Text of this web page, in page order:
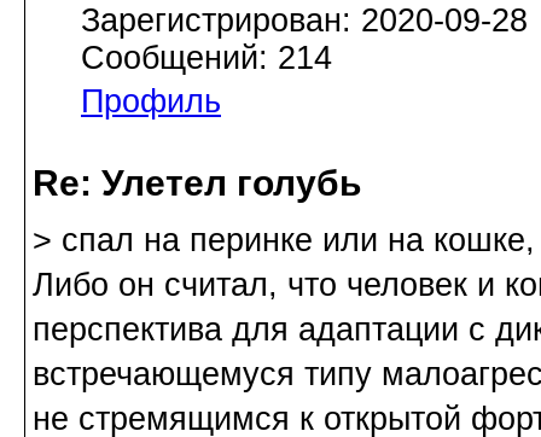
Зарегистрирован: 2020-09-28
Сообщений: 214
Профиль
Re: Улетел голубь
> спал на перинке или на
Либо он считал, что человек и
перспектива для адаптации с
встречающемуся типу
не стремящимся к открытой